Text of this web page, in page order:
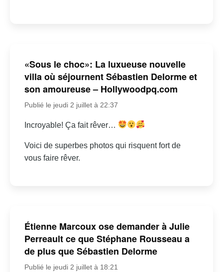
«Sous le choc»: La luxueuse nouvelle
villa où séjournent Sébastien Delorme et
son amoureuse – Hollywoodpq.com
Publié le jeudi 2 juillet à 22:37
Incroyable! Ça fait rêver…
Voici de superbes photos qui risquent fort de
vous faire rêver.
Étienne Marcoux ose demander à Julie
Perreault ce que Stéphane Rousseau a
de plus que Sébastien Delorme
Publié le jeudi 2 juillet à 18:21